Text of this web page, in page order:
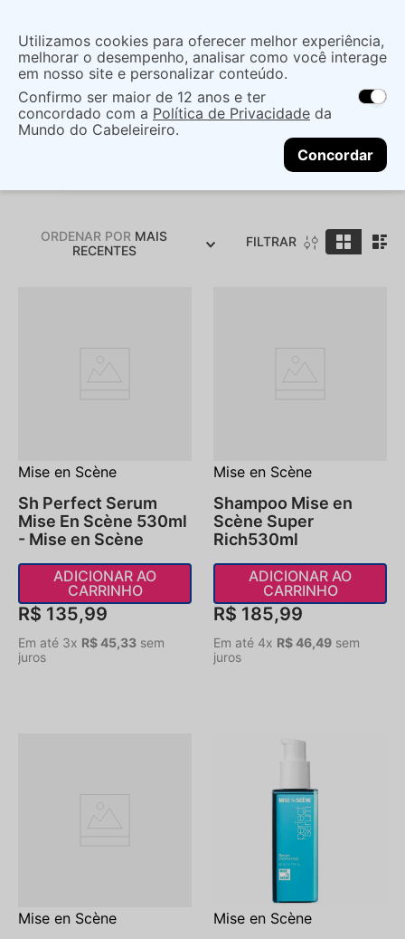
localização
As ofertas e opções de entrega variam de
acordo com a região.Não sei meu CEP
CONTINUAR
O que você procura?
Mise en Scène
ORDENAR POR MAIS
RECENTES
FILTRAR
Mise en Scène
Sh Perfect Serum
Mise En Scène 530ml
- Mise en Scène
ADICIONAR AO
CARRINHO
R$ 135,99
Em até 3x R$45,33 sem
juros
Mise en Scène
Shampoo Mise en
Scène Super
Rich530ml
ADICIONAR AO
CARRINHO
R$ 185,99
Em até 4x R$46,49 sem
juros
Mise en Scène Mise en Scène
Utilizamos cookies para oferecer melhor experiência,
melhorar o desempenho, analisar como você interage
em nosso site e personalizar conteúdo.
Confirmo ser maior de 12 anos e ter
concordado com a Política de Privacidade da
Mundo do Cabeleireiro.
Concordar